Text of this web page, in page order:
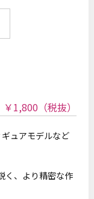
￥1,800 （税抜）
ュアモデルなど
く、より精密な作